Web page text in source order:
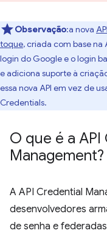
Observação:a nova
toque, criada com base
login do Google e o login
e adiciona suporte à
essa nova API em vez de
Credentials.
O que é a
Management?
A API Credential
desenvolvedores
de senha e